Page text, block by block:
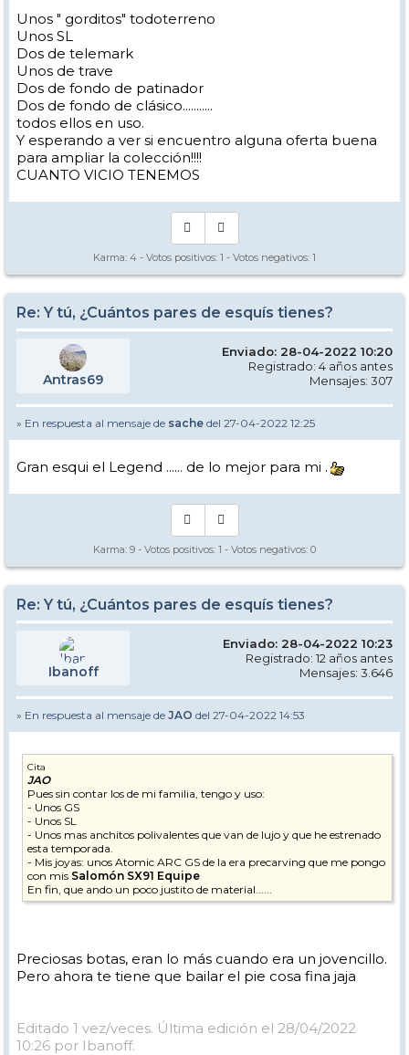
Unos " gorditos" todoterreno
Unos SL
Dos de telemark
Unos de trave
Dos de fondo de patinador
Dos de fondo de clásico...........
todos ellos en uso.
Y esperando a ver si encuentro alguna oferta buena
para ampliar la colección!!!!
CUANTO VICIO TENEMOS
Karma: 4 - Votos positivos: 1 - Votos negativos: 1
Re: Y tú, ¿Cuántos pares de esquís tienes?
Antras69
Enviado: 28-04-2022 10:20
Registrado: 4 años antes
Mensajes: 307
» En respuesta al mensaje de sache del 27-04-2022 12:25
Gran esqui el Legend ...... de lo mejor para mi .
Karma: 9 - Votos positivos: 1 - Votos negativos: 0
Re: Y tú, ¿Cuántos pares de esquís tienes?
Ibanoff
Enviado: 28-04-2022 10:23
Registrado: 12 años antes
Mensajes: 3.646
» En respuesta al mensaje de JAO del 27-04-2022 14:53
Cita
JAO
Pues sin contar los de mi familia, tengo y uso:
- Unos GS
- Unos SL
- Unos mas anchitos polivalentes que van de lujo y que he estrenado
esta temporada.
- Mis joyas: unos Atomic ARC GS de la era precarving que me pongo
con mis Salomón SX91 Equipe
En fin, que ando un poco justito de material......
Preciosas botas, eran lo más cuando era un jovencillo.
Pero ahora te tiene que bailar el pie cosa fina jaja
Editado 1 vez/veces. Última edición el 28/04/2022
10:26 por Ibanoff.